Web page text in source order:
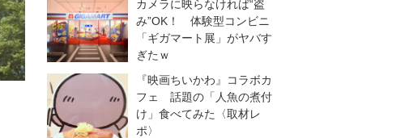
カメラに映らなければ“盗
み”OK！ 体験型コンビニ
「ギガマート展」がヤバす
ぎたｗ
『映画ちいかわ』コラボカ
フェ 話題の「人魚の煮付
け」食べてみた〈取材レ
ポ〉